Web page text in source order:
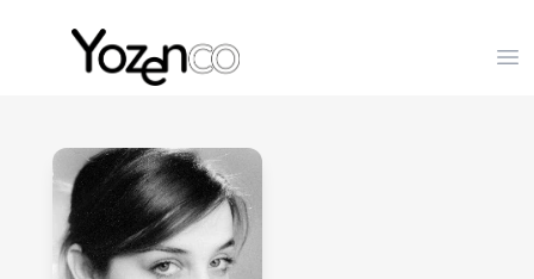
Yozenco - Organisateur de Salons, Evénements et